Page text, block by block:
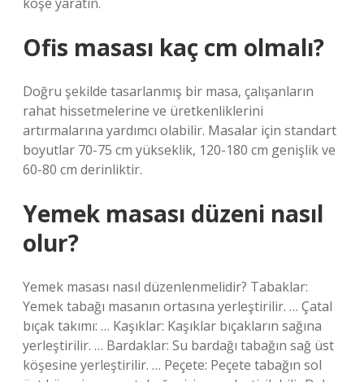
Ofis masası kaç cm olmalı?
Doğru şekilde tasarlanmış bir masa, çalışanların
rahat hissetmelerine ve üretkenliklerini
artırmalarına yardımcı olabilir. Masalar için standart
boyutlar 70-75 cm yükseklik, 120-180 cm genişlik ve
60-80 cm derinliktir.
Yemek masası düzeni nasıl
olur?
Yemek masası nasıl düzenlenmelidir? Tabaklar:
Yemek tabağı masanın ortasına yerleştirilir. … Çatal
bıçak takımı: … Kaşıklar: Kaşıklar bıçakların sağına
yerleştirilir. … Bardaklar: Su bardağı tabağın sağ üst
köşesine yerleştirilir. … Peçete: Peçete tabağın sol